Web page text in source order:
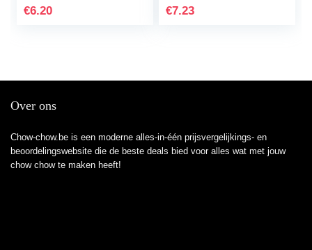
Teens Students For
€6.20
Gifts for Women
€7.23
Over ons
Chow-chow.be is een moderne alles-in-één prijsvergelijkings- en
beoordelingswebsite die de beste deals bied voor alles wat met jouw
chow chow te maken heeft!